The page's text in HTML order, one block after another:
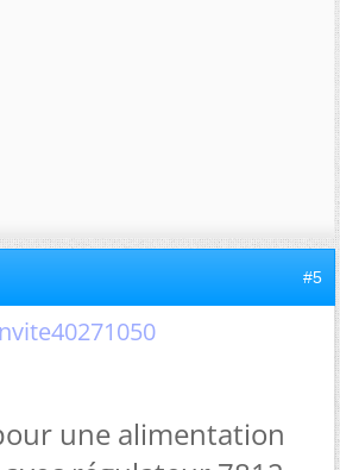
#5
une alimentation